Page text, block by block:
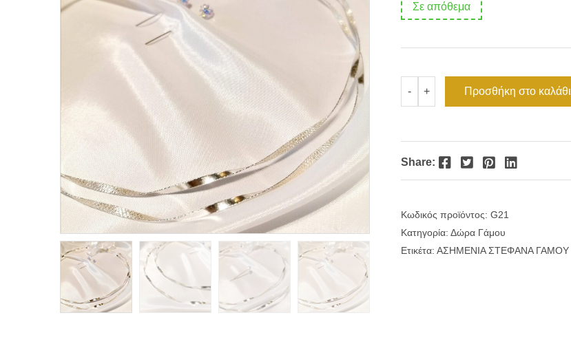
was:
€142.00.είναι:
Σε απόθεμα
-
στέφανα
γάμου
σύρμα
ποσότητα
+ Προσθήκη στο καλάθι
Share: Facebook Twitter Pinterest LinkedIn
Κωδικός προϊόντος: G21
Κατηγορία: Δώρα Γάμου
Ετικέτα: ΑΣΗΜΕΝΙΑ ΣΤΕΦΑΝΑ ΓΑΜΟΥ